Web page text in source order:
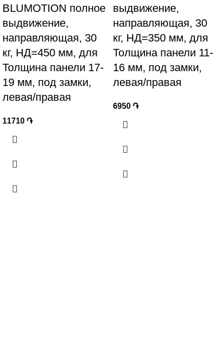
BLUMOTION полное
выдвижение,
направляющая , 30
кг, НД=450 мм, для
Толщина панели 17-
19 мм, под замки,
левая/правая
11710 ֏
выдвижение,
направляющая , 30
кг, НД=350 мм, для
Толщина панели 11-
16 мм, под замки,
левая/правая
6950 ֏